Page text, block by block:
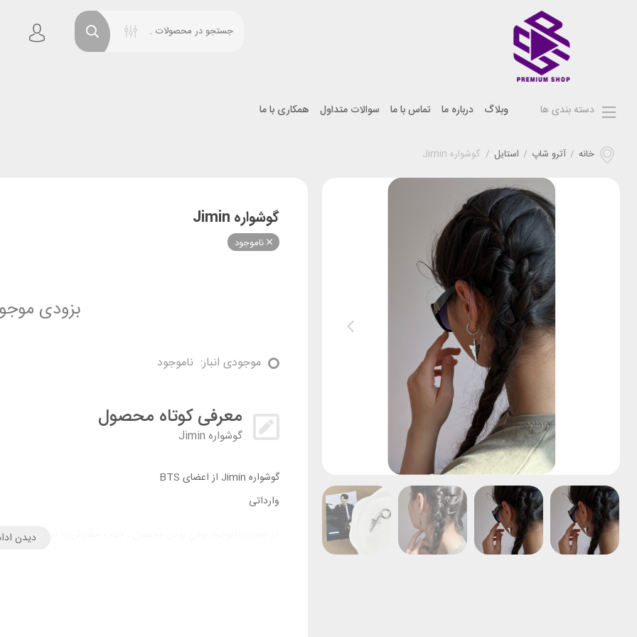
دسته بندی ها وبلاگ درباره ما تماس با ما سوالات متداول همکاری با ما
خانه / آترو شاپ / استایل / گوشواره Jimin
گوشواره Jimin
ناموجود
بزودی
موجودی انبار: ناموجود
معرفی کوتاه محصول
گوشواره Jimin
گوشواره Jimin از اعضای BTS
وارداتی
در صورت ناموجود بودن بودن محصول ، جهت سفارش به آیدی تلگرام
دیدن